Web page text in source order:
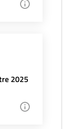
2025